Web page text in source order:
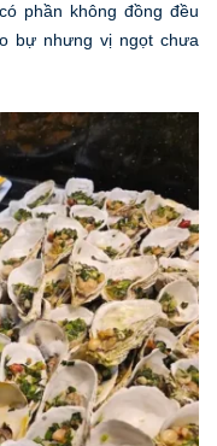
phần không đồng đều
bự nhưng vị ngọt chưa